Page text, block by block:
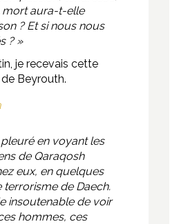
mort aura-t-elle
? Et si nous nous
? »
je recevais cette
Beyrouth.
en voyant les
de Qaraqosh
eux, en quelques
terrorisme de Daech.
insoutenable de voir
hommes, ces